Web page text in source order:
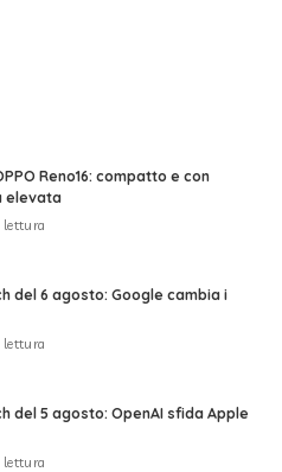
Reno16: compatto e con
elevata
del 6 agosto: Google cambia i
del 5 agosto: OpenAI sfida Apple